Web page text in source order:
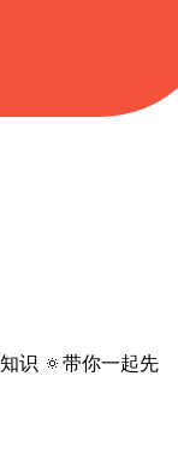
识 🔅带你一起先